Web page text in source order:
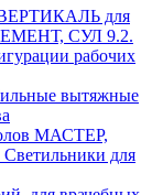
для
СУЛ 9.2.
рабочих
вытяжные
МАСТЕР,
для